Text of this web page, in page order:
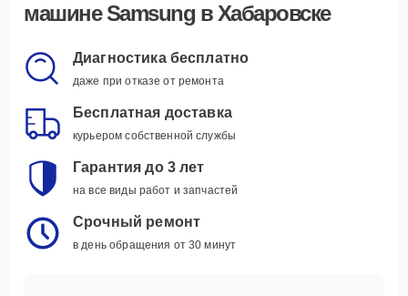
машине Samsung в Хабаровске
Диагностика бесплатно
даже при отказе от ремонта
Бесплатная доставка
курьером собственной службы
Гарантия до 3 лет
на все виды работ и запчастей
Срочный ремонт
в день обращения от 30 минут